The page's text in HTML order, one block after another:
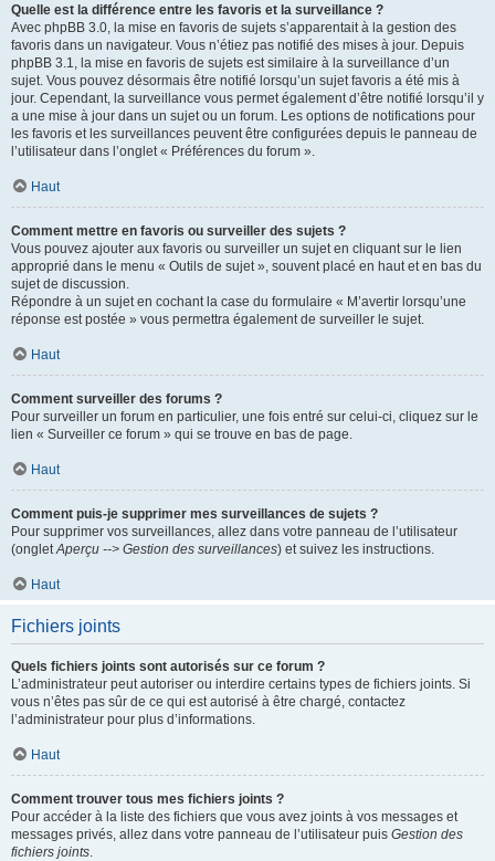
Quelle est la différence entre les favoris et la surveillance ?
Avec phpBB 3.0, la mise en favoris de sujets s’apparentait à la gestion des
favoris dans un navigateur. Vous n’étiez pas notifié des mises à jour. Depuis
phpBB 3.1, la mise en favoris de sujets est similaire à la surveillance d’un
sujet. Vous pouvez désormais être notifié lorsqu’un sujet favoris a été mis à
jour. Cependant, la surveillance vous permet également d’être notifié lorsqu’il y
a une mise à jour dans un sujet ou un forum. Les options de notifications pour
les favoris et les surveillances peuvent être configurées depuis le panneau de
l’utilisateur dans l’onglet « Préférences du forum ».
Haut
Comment mettre en favoris ou surveiller des sujets ?
Vous pouvez ajouter aux favoris ou surveiller un sujet en cliquant sur le lien
approprié dans le menu « Outils de sujet », souvent placé en haut et en bas du
sujet de discussion.
Répondre à un sujet en cochant la case du formulaire « M’avertir lorsqu’une
réponse est postée » vous permettra également de surveiller le sujet.
Haut
Comment surveiller des forums ?
Pour surveiller un forum en particulier, une fois entré sur celui-ci, cliquez sur le
lien « Surveiller ce forum » qui se trouve en bas de page.
Haut
Comment puis-je supprimer mes surveillances de sujets ?
Pour supprimer vos surveillances, allez dans votre panneau de l’utilisateur
(ongletAperçu --> Gestion des surveillances) et suivez les instructions.
Haut
Fichiers joints
Quels fichiers joints sont autorisés sur ce forum ?
L’administrateur peut autoriser ou interdire certains types de fichiers joints. Si
vous n’êtes pas sûr de ce qui est autorisé à être chargé, contactez
l’administrateur pour plus d’informations.
Haut
Comment trouver tous mes fichiers joints ?
Pour accéder à la liste des fichiers que vous avez joints à vos messages et
messages privés, allez dans votre panneau de l’utilisateur puis Gestion des
fichiers joints.